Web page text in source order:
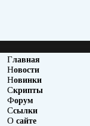
Главная
Новости
Новинки
Скрипты
Форум
Ссылки
Осайте